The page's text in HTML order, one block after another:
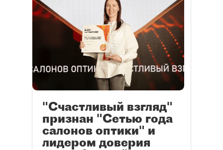
"Счастливый взгляд"
признан "Сетью года
салонов оптики" и
лидером доверия